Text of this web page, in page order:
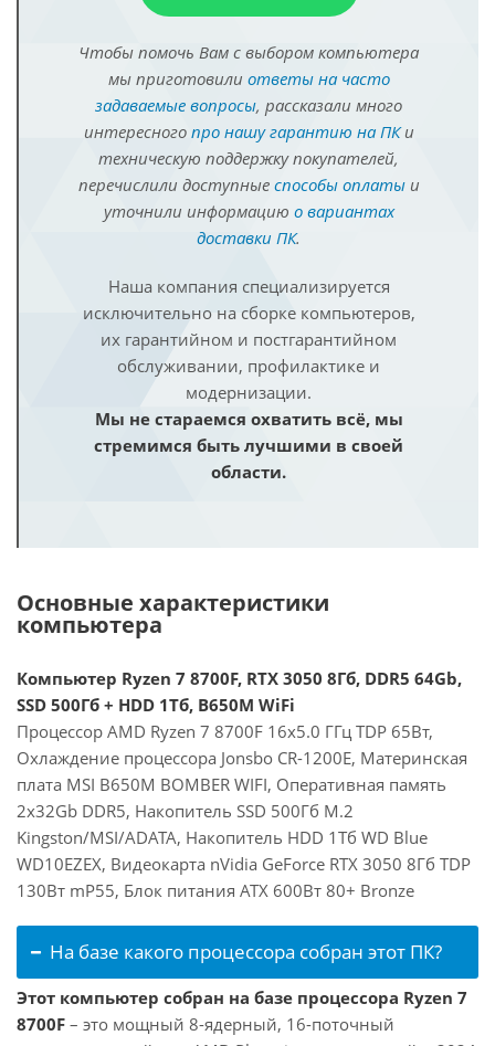
Чтобы помочь Вам с выбором компьютера
мы приготовили ответы на часто
задаваемые вопросы, рассказали много
интересного про нашу гарантию на ПКи
техническую поддержку покупателей,
перечислили доступные способы оплатыи
уточнили информацию о вариантах
доставки ПК.
Наша компания специализируется
исключительно на сборке компьютеров,
их гарантийном и постгарантийном
обслуживании, профилактике и
модернизации.
Мы не стараемся охватить всё, мы
стремимся быть лучшими в своей
области.
Основные характеристики
компьютера
Компьютер Ryzen 7 8700F, RTX 3050 8Гб, DDR5 64Gb,
SSD 500Гб + HDD 1Тб, B650M WiFi
Процессор AMD Ryzen 7 8700F 16x5.0 ГГц TDP 65Вт,
Охлаждение процессора Jonsbo CR-1200E, Материнская
плата MSI B650M BOMBER WIFI, Оперативная память
2x32Gb DDR5, Накопитель SSD 500Гб M.2
Kingston/MSI/ADATA, Накопитель HDD 1Тб WD Blue
WD10EZEX, Видеокарта nVidia GeForce RTX 3050 8Гб TDP
130Вт mP55, Блок питания ATX 600Вт 80+ Bronze
На базе какого процессора собран этот ПК?
Этот компьютер собран на базе процессора Ryzen 7
8700F – это мощный 8-ядерный, 16-поточный